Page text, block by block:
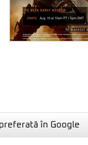
în Google